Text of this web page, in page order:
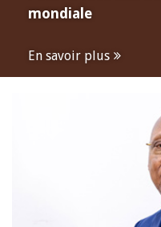
mondiale
En savoir plus